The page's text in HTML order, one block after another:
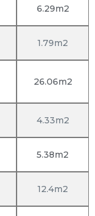
6.29m2
1.79m2
26.06m2
4.33m2
5.38m2
12.4m2